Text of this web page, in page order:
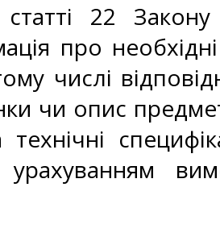
22 Закону
про необхідні
числі
опис предмета